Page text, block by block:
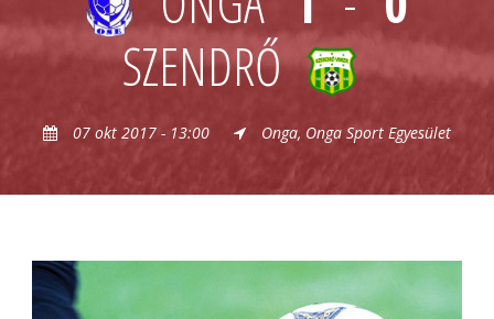
SZENDRŐ
07 okt 2017 - 13:00 Onga, Onga Sport Egyesület